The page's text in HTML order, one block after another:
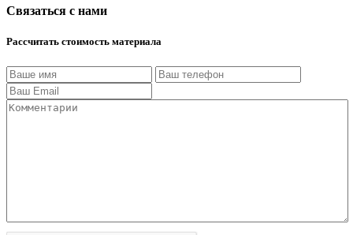
Связаться с нами
Рассчитать стоимость материала